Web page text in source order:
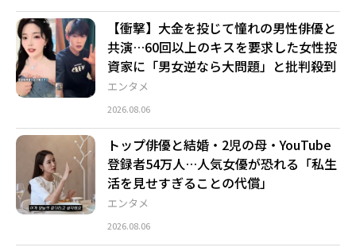
エンタメ
【衝撃】大金を投じて憧れの男性俳優と
共演…60回以上のキスを要求した女性投
資家に「男女逆なら大問題」と批判殺到
2026.08.06
エンタメ
トップ俳優と結婚・2児の母・YouTube
登録者54万人…人気女優が恐れる「私生
活を見せすぎることの代償」
2026.08.06